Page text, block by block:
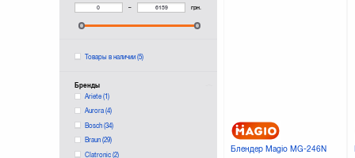
– грн.
Товары в наличии(5)
Бренды
Ariete(1)
Aurora(4)
Bosch(34)
Braun(29)
Clatronic(2)
Блендер Magio MG-246N